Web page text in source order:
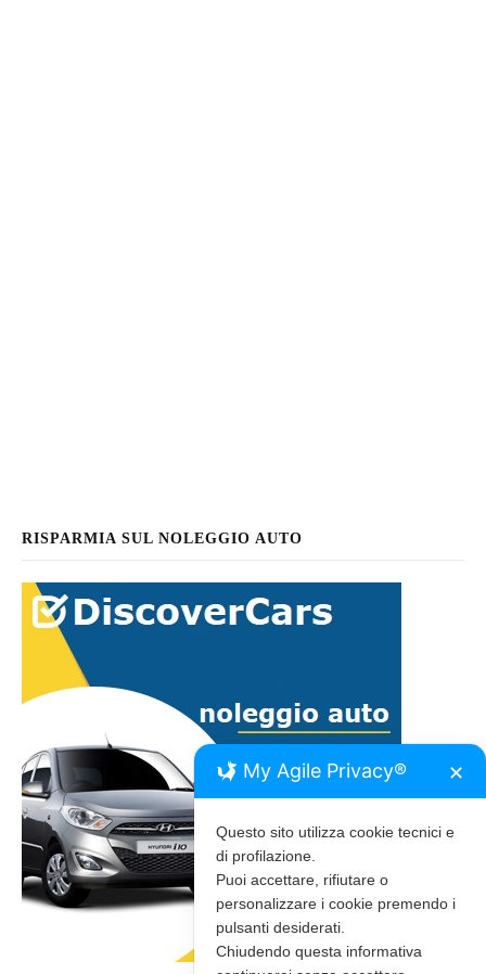
RISPARMIA SUL NOLEGGIO AUTO
My Agile Privacy® ✕
Questo sito utilizza cookie tecnici e
di profilazione.
Puoi accettare, rifiutare o
personalizzare i cookie premendo i
pulsanti desiderati.
Chiudendo questa informativa